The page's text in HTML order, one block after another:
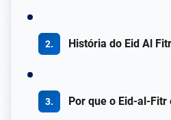
História do Eid Al Fitr
Por que o Eid-al-